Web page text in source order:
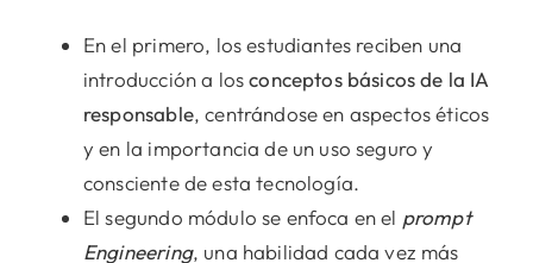
En el primero, los estudiantes reciben una
introducción a losconceptos básicos de la IA
responsable, centrándose en aspectos éticos
y en la importancia de un uso seguro y
consciente de esta tecnología.
El segundo módulo se enfoca en el prompt
Engineering, una habilidad cada vez más